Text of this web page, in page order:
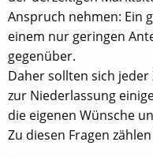
Anspruch nehmen: Ein
einem nur geringen
gegenüber.
Daher sollten sich
zur Niederlassung
die eigenen Wünsche
Zu diesen Fragen